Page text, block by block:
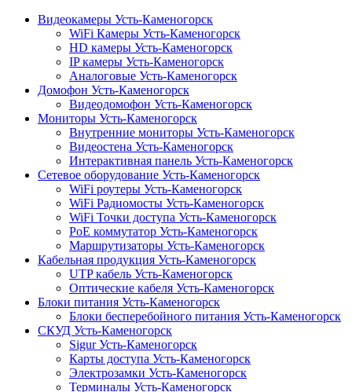
Видеокамеры Усть-Каменогорск
WiFi Камеры Усть-Каменогорск
HD камеры Усть-Каменогорск
IP камеры Усть-Каменогорск
Аналоговые Усть-Каменогорск
Домофон Усть-Каменогорск
Видеодомофон Усть-Каменогорск
Мониторы Усть-Каменогорск
Внутренние мониторы Усть-Каменогорск
Видеостена Усть-Каменогорск
Интерактивная панель Усть-Каменогорск
Сетевое оборудование Усть-Каменогорск
WiFi роутеры Усть-Каменогорск
WiFi Радиомосты Усть-Каменогорск
WiFi Точки доступа Усть-Каменогорск
PoE коммутатор Усть-Каменогорск
Маршрутизаторы Усть-Каменогорск
Кабельная продукция Усть-Каменогорск
UTP кабель Усть-Каменогорск
Оптические кабеля Усть-Каменогорск
Блоки питания Усть-Каменогорск
Блоки бесперебойного питания Усть-Каменогорск
СКУД Усть-Каменогорск
Sigur Усть-Каменогорск
Карты доступа Усть-Каменогорск
Электрозамки Усть-Каменогорск
Терминалы Усть-Каменогорск